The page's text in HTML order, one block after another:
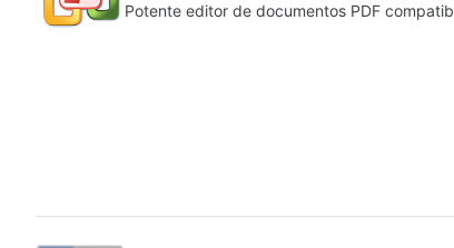
Potente editor de documentos PDF